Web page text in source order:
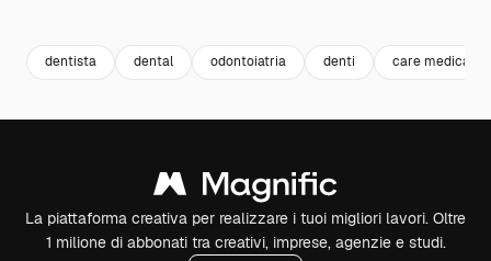
dentista dental odontoiatria denti care medical
La piattaforma creativa per realizzare i tuoi migliori lavori. Oltre
1 milione di abbonati tra creativi, imprese, agenzie e studi.